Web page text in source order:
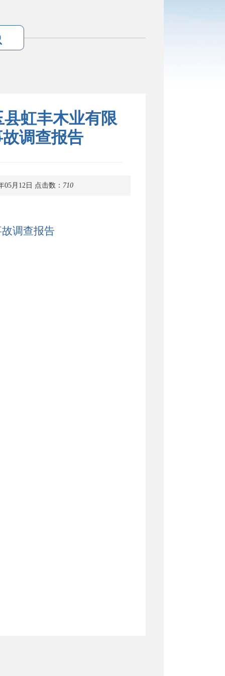
虹丰木业有限
故调查报告
05月12日 点击数： 710
调查报告